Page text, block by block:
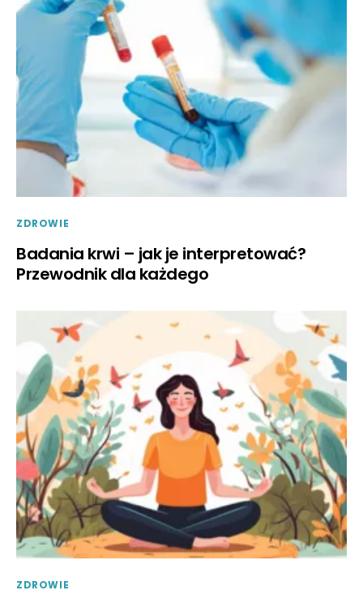
ZDROWIE
Badania krwi – jak je interpretować?
Przewodnik dla każdego
ZDROWIE